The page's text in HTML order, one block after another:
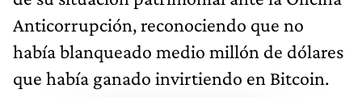
Anticorrupción, reconociendo que no
había blanqueado medio millón de dólares
que había ganado invirtiendo en Bitcoin.